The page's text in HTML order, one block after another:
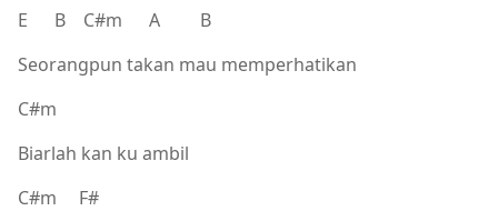
E B C#m A B
Seorangpun takan mau memperhatikan
C#m
Biarlah kan ku ambil
C#m F#